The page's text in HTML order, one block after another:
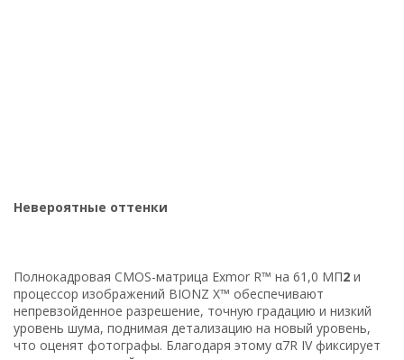
Невероятные оттенки
Полнокадровая CMOS-матрица Exmor R™ на 61,0 МП2 и
процессор изображений BIONZ X™ обеспечивают
непревзойденное разрешение, точную градацию и низкий
уровень шума, поднимая детализацию на новый уровень,
что оценят фотографы. Благодаря этому α7R IV фиксирует